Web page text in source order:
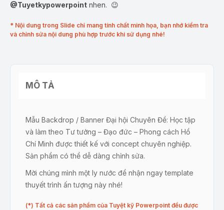
@Tuyetkypowerpoint nhen. 😉
* Nội dung trong Slide chỉ mang tính chất minh họa, bạn nhớ kiểm tra
và chỉnh sửa nội dung phù hợp trước khi sử dụng nhé!
MÔ TẢ
Mẫu Backdrop / Banner Đại hội Chuyên Đề: Học tập
và làm theo Tư tưởng – Đạo đức – Phong cách Hồ
Chí Minh được thiết kế với concept chuyên nghiệp.
Sản phẩm có thể dễ dàng chỉnh sửa.
Mời chúng mình một ly nước để nhận ngay template
thuyết trình ấn tượng này nhé!
(*) Tất cả các sản phẩm của Tuyệt kỹ Powerpoint đều được